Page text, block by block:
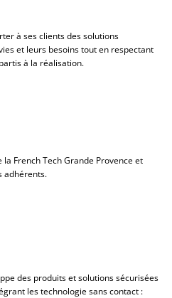
à ses clients des solutions
et leurs besoins tout en respectant
à la réalisation.
French Tech Grande Provence et
adhérents.
des produits et solutions sécurisées
les technologie sans contact :